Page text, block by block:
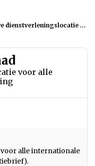
voor alle internationale dienstverlening (Raadsinformatiebrief).
voor alle
alle internationale